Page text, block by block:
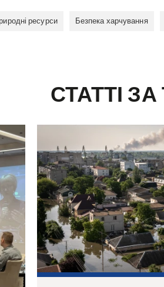
ресурси Безпека харчування
СТАТТІ